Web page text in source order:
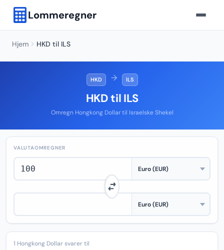
Lommeregner
Hjem HKD til ILS
HKD → ILS
HKD til ILS
Omregn Hongkong Dollar til Israelske Shekel
VALUTAOMREGNER
1 Hongkong Dollar svarer til